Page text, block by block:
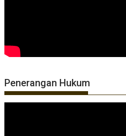
Penerangan Hukum